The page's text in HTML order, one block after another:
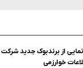
از برندبوک جدید
خوارزمی